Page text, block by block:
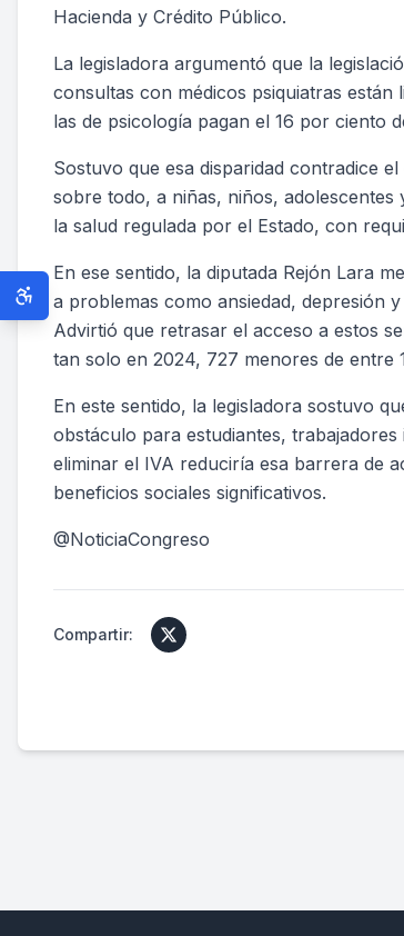
Hacienda y Crédito Público.
La legisladora argumentó que la
consultas con médicos psiquiatras
las de psicología pagan el 16 por ciento
Sostuvo que esa disparidad contradice
sobre todo, a niñas, niños,
la salud regulada por el Estado, con
En ese sentido, la diputada Rejón Lara
a problemas como ansiedad, depresión
Advirtió que retrasar el acceso a estos
tan solo en 2024, 727 menores de entre
En este sentido, la legisladora sostuvo
obstáculo para estudiantes,
eliminar el IVA reduciría esa barrera de
beneficios sociales significativos.
@NoticiaCongreso
Compartir: